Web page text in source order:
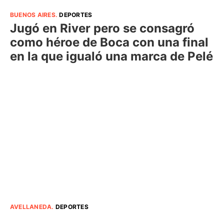
BUENOS AIRES.DEPORTES
Jugó en River pero se consagró
como héroe de Boca con una final
en la que igualó una marca de Pelé
AVELLANEDA. DEPORTES